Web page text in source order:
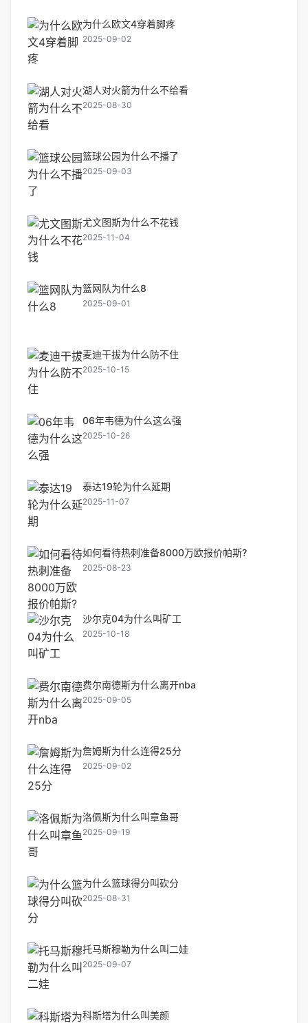
为什么欧文4穿着脚疼
2025-09-02
湖人对火箭为什么不给看
2025-08-30
篮球公园为什么不播了
2025-09-03
尤文图斯为什么不花钱
2025-11-04
篮网队为什么8
2025-09-01
麦迪干拔为什么防不住
2025-10-15
06年韦德为什么这么强
2025-10-26
泰达19轮为什么延期
2025-11-07
如何看待热刺准备8000万欧报价帕斯?
2025-08-23
沙尔克04为什么叫矿工
2025-10-18
费尔南德斯为什么离开nba
2025-09-05
詹姆斯为什么连得25分
2025-09-02
洛佩斯为什么叫章鱼哥
2025-09-19
为什么篮球得分叫砍分
2025-08-31
托马斯穆勒为什么叫二娃
2025-09-07
科斯塔为什么叫美颜